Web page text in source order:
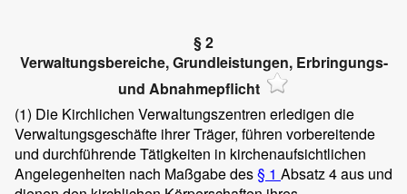
§ 2
Verwaltungsbereiche, Grundleistungen, Erbringungs-
und Abnahmepflicht
(1) Die Kirchlichen Verwaltungszentren erledigen die
Verwaltungsgeschäfte ihrer Träger, führen vorbereitende
und durchführende Tätigkeiten in kirchenaufsichtlichen
Angelegenheiten nach Maßgabe des§ 1 Absatz 4 aus und